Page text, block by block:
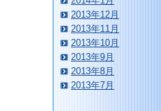
2013年12月
2013年11月
2013年10月
2013年9月
2013年8月
2013年7月